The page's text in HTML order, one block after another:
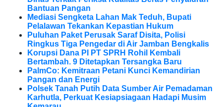
Bantuan Pangan
Mediasi Sengketa Lahan Mak Teduh, Bupati
Pelalawan Tekankan Kepastian Hukum
Puluhan Paket Perusak Saraf Disita, Polisi
Ringkus Tiga Pengedar di Air Jamban Bengkalis
Korupsi Dana PI PT SPRH Rohil Kembali
Bertambah. 9 Ditetapkan Tersangka Baru
PalmCo: Kemitraan Petani Kunci Kemandirian
Pangan dan Energi
Polsek Tanah Putih Data Sumber Air Pemadaman
Karhutla, Perkuat Kesiapsiagaan Hadapi Musim